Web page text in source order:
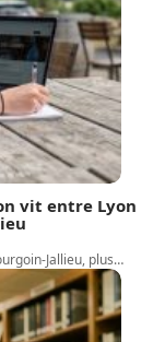
vit entre Lyon
Jallieu, plus…